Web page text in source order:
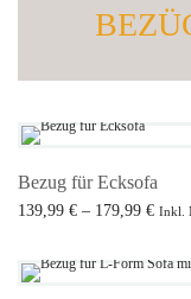
Bezug für Ecksofa
139,99 € – 179,99 € Inkl.